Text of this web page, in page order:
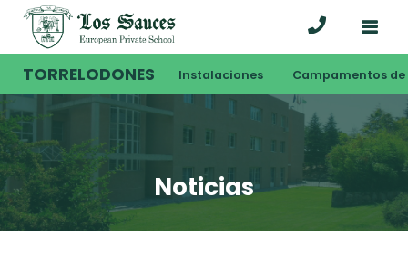
TORRELODONES Instalaciones Campamentos de
Noticias